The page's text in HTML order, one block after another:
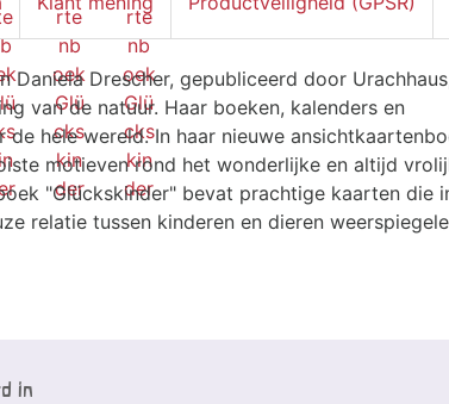
Daniela Drescher, gepubliceerd door
van de natuur. Haar boeken, kalenders en
hele wereld. In haar nieuwe
motieven rond het wonderlijke en altijd
"Glückskinder" bevat prachtige kaarten die
relatie tussen kinderen en dieren
in